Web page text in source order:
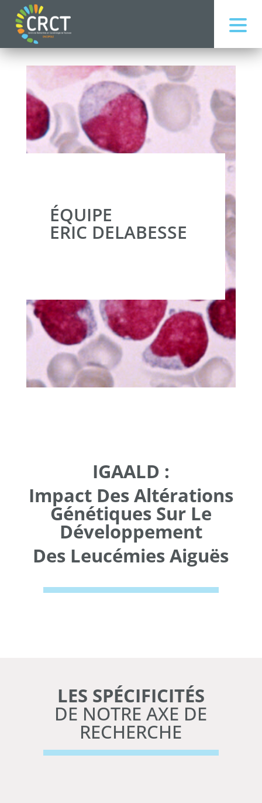
ÉQUIPE
ERIC DELABESSE
IGAALD :
Impact Des Altérations
Génétiques Sur Le
Développement
Des Leucémies Aiguës
LES SPÉCIFICITÉS
DE NOTRE AXE DE
RECHERCHE